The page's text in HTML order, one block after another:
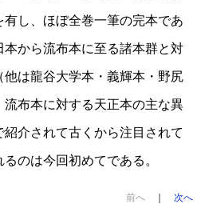
し、ほぼ全巻一筆の完本であ
本から流布本に至る諸本群と対
は龍谷大学本・義輝本・野尻
布本に対する天正本の主な異
介されて古くから注目されて
のは今回初めてである。
前へ 次へ